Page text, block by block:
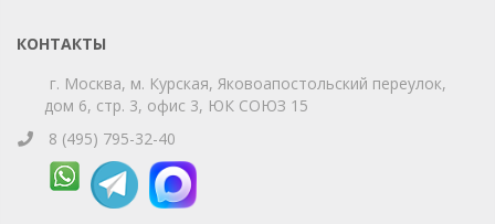
КОНТАКТЫ
г. Москва, м. Курская, Яковоапостольский переулок,
дом 6, стр. 3, офис 3, ЮК СОЮЗ 15
8 (495) 795-32-40
Телефон